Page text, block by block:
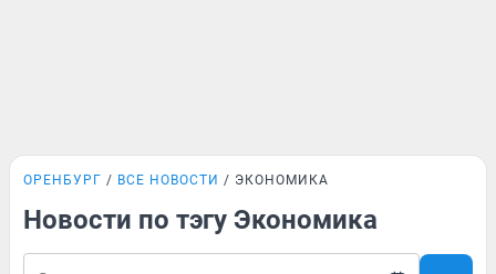
ОРЕНБУРГ ВСЕ НОВОСТИ ЭКОНОМИКА
Новости по тэгу Экономика